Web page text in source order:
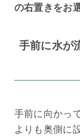
の右置きをお
手前に水が
手前に向かっ
よりも奥側に